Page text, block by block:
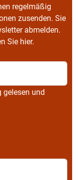
regelmäßig
zusenden. Sie
abmelden.
Sie hier.
gelesen und